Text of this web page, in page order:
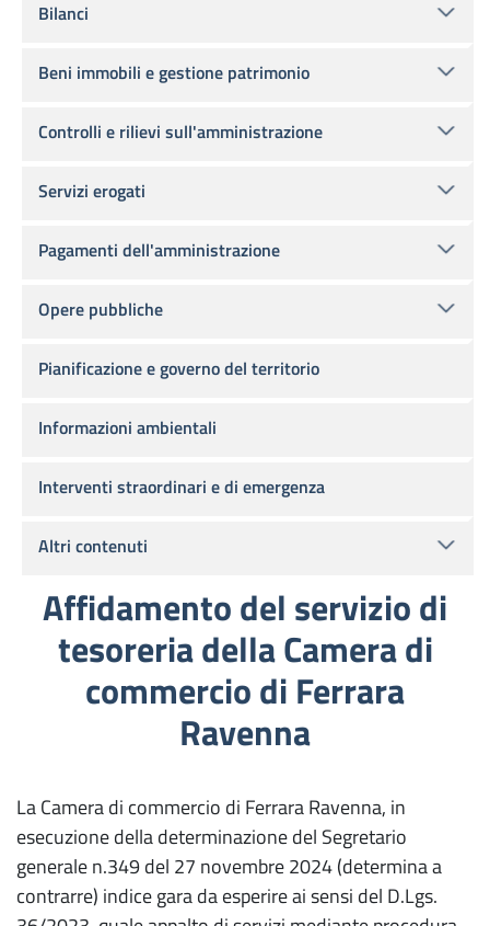
Affidamento del servizio di
tesoreria della Camera di
commercio di Ferrara
Ravenna
La Camera di commercio di Ferrara Ravenna, in
esecuzione della determinazione del Segretario
generale n.349 del 27 novembre 2024 (determina a
contrarre) indice gara da esperire ai sensi del D.Lgs.
Bilanci
Beni immobili e gestione patrimonio
Controlli e rilievi sull'amministrazione
Servizi erogati
Pagamenti dell'amministrazione
Opere pubbliche
Pianificazione e governo del territorio
Informazioni ambientali
Interventi straordinari e di emergenza
Altri contenuti